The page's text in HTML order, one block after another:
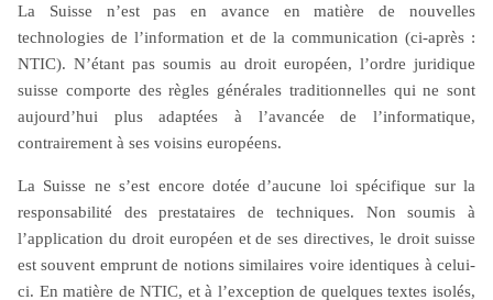
voisins européens, peine à s’adapter aux nouvelles
exigences des technologies de l’information et de la
communication (NTIC). Son cadre juridique, traditionnel
et peu évolutif, ne propose toujours pas de lois
spécifiques concernant la responsabilité des
prestataires de services électroniques, laissant avocats
et juges souvent démunis face à des défis
technologiques croissants. Depuis 2011, la Suisse a
unifié ses codes de procédure, permettant l’envoi
d’actes judiciaires par voie électronique via des services
comme IncaMail et PrivaSphere, mais des défis
La Suisse n’est pas en avance en matière de nouvelles
technologies de l’information et de la communication (ci-après :
NTIC). N’étant pas soumis au droit européen, l’ordre juridique
suisse comporte des règles générales traditionnelles qui ne sont
aujourd’hui plus adaptées à l’avancée de l’informatique,
contrairement à ses voisins européens.
La Suisse ne s’est encore dotée d’aucune loi spécifique sur la
responsabilité des prestataires de techniques. Non soumis à
l’application du droit européen et de ses directives, le droit suisse
est souvent emprunt de notions similaires voire identiques à celui-
ci. En matière de NTIC, et à l’exception de quelques textes isolés,